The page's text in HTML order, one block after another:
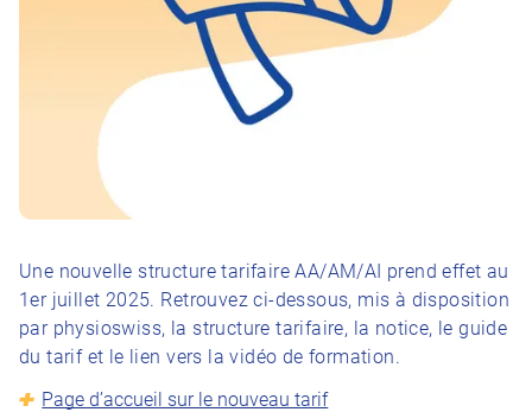
Une nouvelle structure tarifaire AA/AM/AI prend effet au
1er juillet 2025. Retrouvez ci-dessous, mis à disposition
par physioswiss, la structure tarifaire, la notice, le guide
du tarif et le lien vers la vidéo de formation.
Page d’accueil sur le nouveau tarif